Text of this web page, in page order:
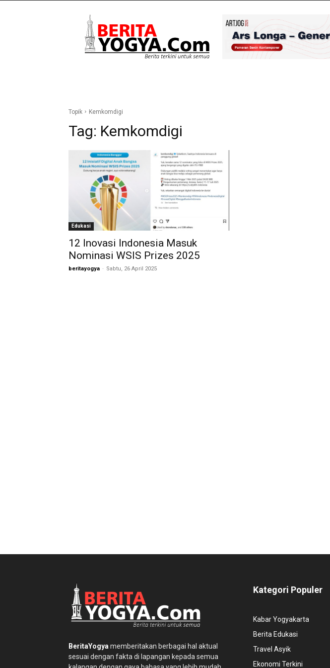
Yogya
Topik Kemkomdigi
Tag: Kemkomdigi
Edukasi
12 Inovasi Indonesia Masuk
Nominasi WSIS Prizes 2025
beritayogya - Sabtu, 26 April 2025
BeritaYogya memberitakan berbagai hal aktual
sesuai dengan fakta di lapangan kepada semua
Kategori Populer
Kabar Yogyakarta
Berita Edukasi
Travel Asyik
Ekonomi Terkini